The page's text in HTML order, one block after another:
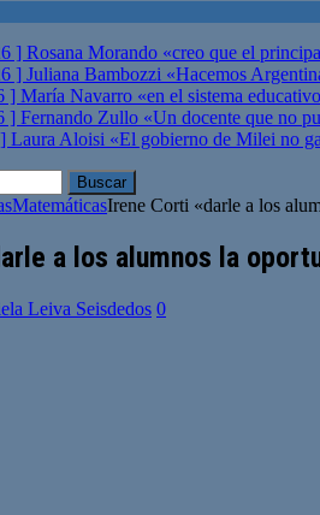
] Rosana Morando «creo que el
] Juliana Bambozzi «Hacemos
] María Navarro «en el sistema
] Fernando Zullo «Un docente que no
Laura Aloisi «El gobierno de Milei no
MatemáticasIrene Corti «darle a los
a los alumnos la
Leiva Seisdedos 0